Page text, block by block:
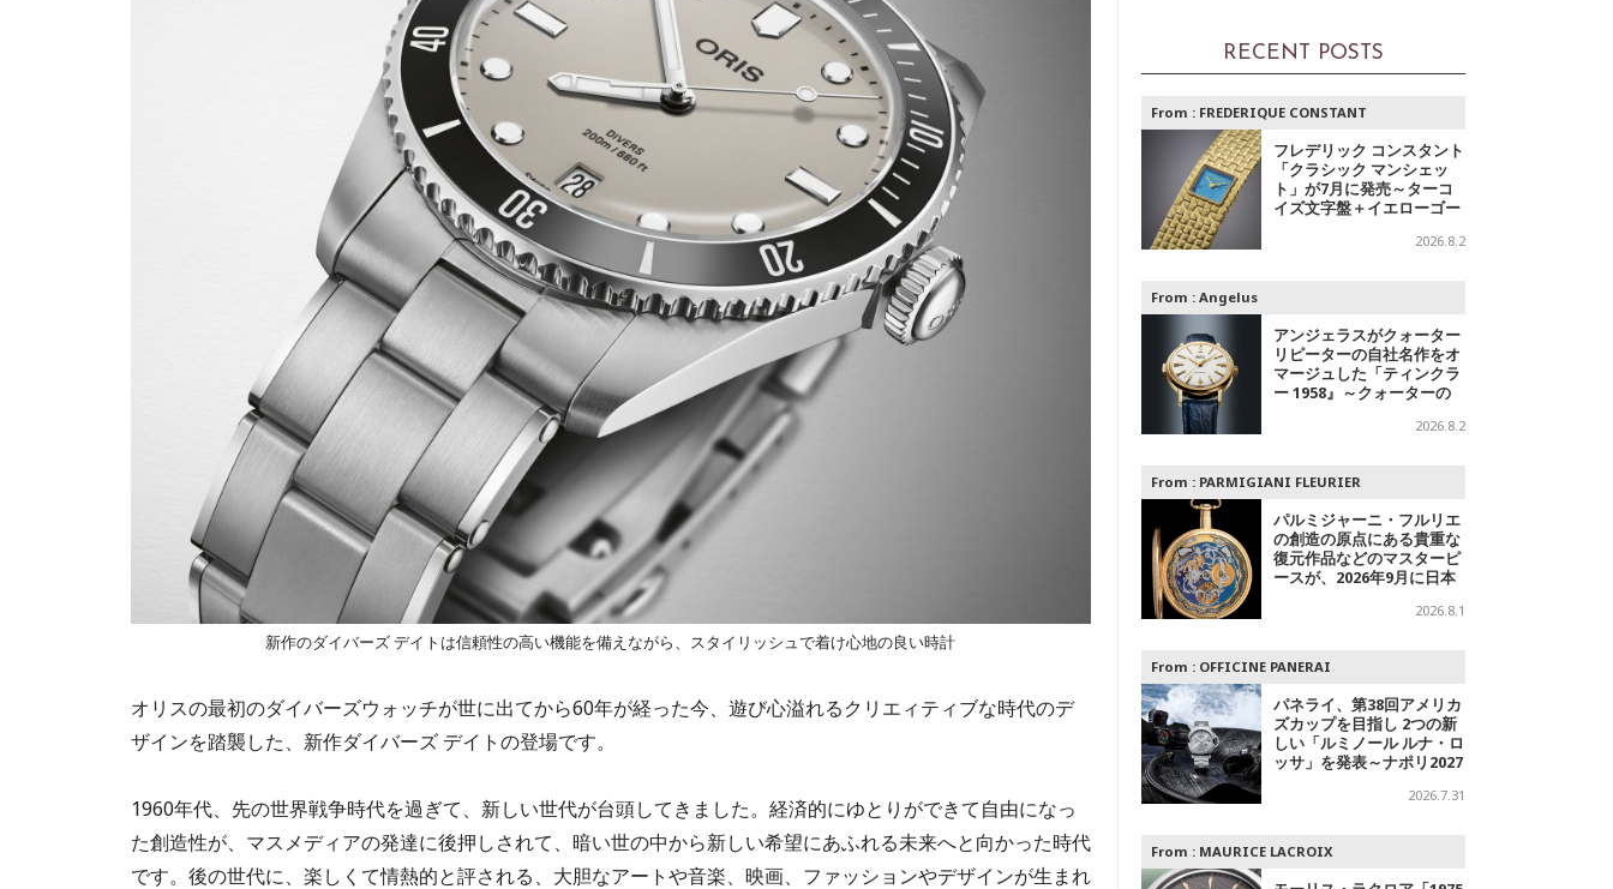
新作のダイバーズ デイトは信頼性の高い機能を備えながら、スタイリッシュで着け心地の良い時計
オリスの最初のダイバーズウォッチが世に出てから60年が経った今、遊び心溢れるクリエィティブな時代のデ
ザインを踏襲した、新作ダイバーズ デイトの登場です。
1960年代、先の世界戦争時代を過ぎて、新しい世代が台頭してきました。経済的にゆとりができて自由になっ
た創造性が、マスメディアの発達に後押しされて、暗い世の中から新しい希望にあふれる未来へと向かった時代
です。後の世代に、楽しくて情熱的と評される、大胆なアートや音楽、映画、ファッションやデザインが生まれ
RECENT POSTS
From : FREDERIQUE CONSTANT
フレデリック コンスタント
「クラシック マンシェッ
ト」が7月に発売～ターコ
イズ文字盤＋イエローゴー
字盤＋スチールの2モデル
2026.8.2
From : Angelus
アンジェラスがクォーター
リピーターの自社名作をオ
マージュした「ティンクラ
ー 1958』～クォーターの
2026.8.2
From : PARMIGIANI FLEURIER
パルミジャーニ・フルリエ
の創造の原点にある貴重な
復元作品などのマスターピ
ースが、2026年9月に日本
2026.8.1
From : OFFICINE PANERAI
パネライ、第38回アメリカ
ズカップを目指し 2つの新
しい「ルミノール ルナ・ロ
ッサ」を発表～ナポリ2027
2026.7.31
From : MAURICE LACROIX